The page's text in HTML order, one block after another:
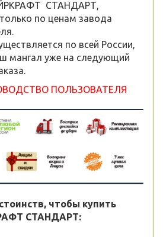
СТАНДАРТ,
по ценам завода
по всей России,
мангал уже на следующий
ПОЛЬЗОВАТЕЛЯ
чтобы купить
СТАНДАРТ: